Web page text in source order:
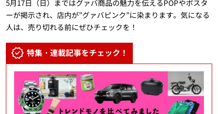
5月17日（日）まではグァバ商品の魅力を伝えるPOPやポスタ
ーが掲示され、店内が”グァバピンク”に染まります。気になる
人は、売り切れる前にぜひチェックを！
特集・連載記事をチェック！